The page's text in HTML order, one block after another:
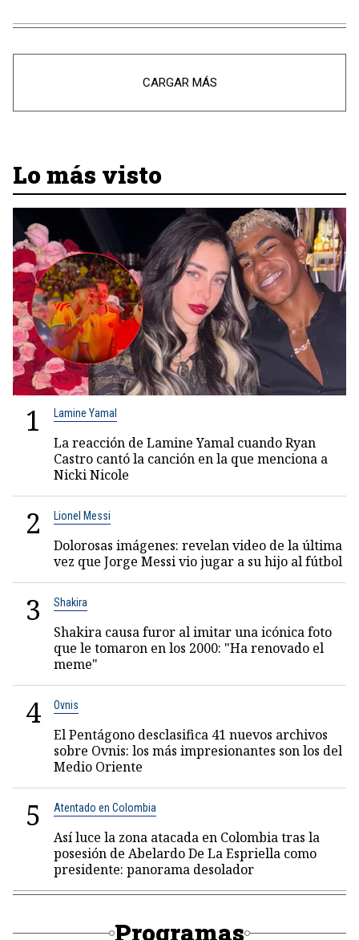
CARGAR MÁS
Lo más visto
1 Lamine Yamal
La reacción de Lamine Yamal cuando Ryan
Castro cantó la canción en la que menciona a
Nicki Nicole
2 Lionel Messi
Dolorosas imágenes: revelan video de la última
vez que Jorge Messi vio jugar a su hijo al fútbol
3 Shakira
Shakira causa furor al imitar una icónica foto
que le tomaron en los 2000: "Ha renovado el
meme"
4 Ovnis
El Pentágono desclasifica 41 nuevos archivos
sobre Ovnis: los más impresionantes son los del
Medio Oriente
5 Atentado en Colombia
Así luce la zona atacada en Colombia tras la
posesión de Abelardo De La Espriella como
presidente: panorama desolador
Programas